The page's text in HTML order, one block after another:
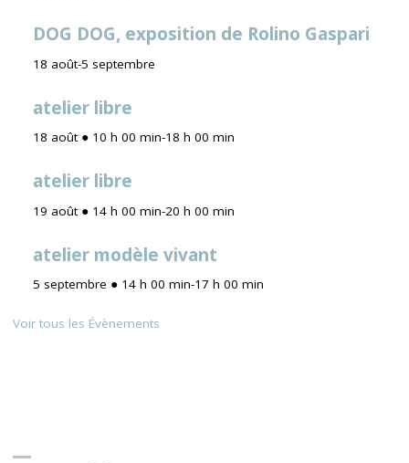
DOG DOG, exposition de Rolino Gaspari
18 août-5 septembre
atelier libre
18 août ● 10 h 00 min-18 h 00 min
atelier libre
19 août ● 14 h 00 min-20 h 00 min
atelier modèle vivant
5 septembre ● 14 h 00 min-17 h 00 min
Voir tous les Évènements